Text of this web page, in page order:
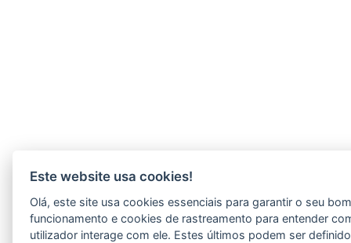
Este website usa cookies!
Olá, este site usa cookies essenciais para garantir o seu
funcionamento e cookies de rastreamento para entender
utilizador interage com ele. Estes últimos podem ser